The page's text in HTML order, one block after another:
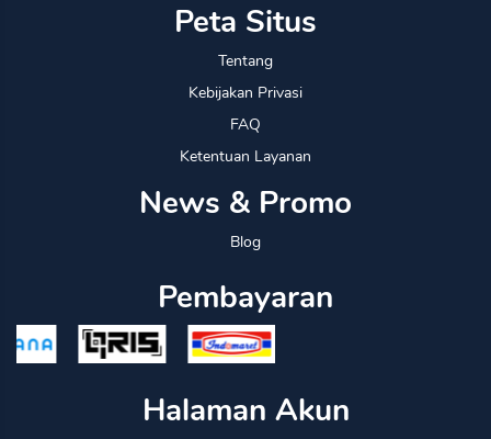
Peta Situs
Tentang
Kebijakan Privasi
FAQ
Ketentuan Layanan
News & Promo
Blog
Pembayaran
Halaman Akun